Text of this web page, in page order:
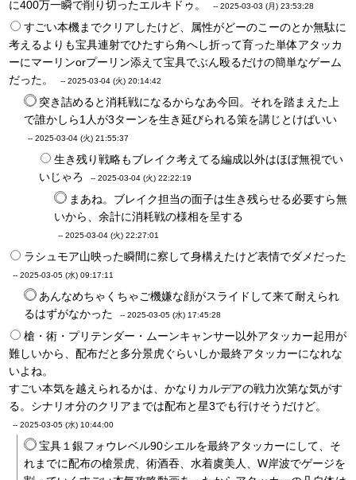
に400万一瞬で削り切ったエルキドゥ。
-- 2025-03-03 (月) 23:53:28
すごい本機までクリアしたけど、属性がどーのこーのとか無駄に
考えるよりも宝具連射でひたすら角へし折って育った単体アタッカ
ーにマーリンorプーリン添えて宝具でぶん殴るだけの簡単なゲーム
だった。
-- 2025-03-04 (火) 20:14:42
突き詰めると消耗戦になるからなあ今回。それを踏まえた上
で誰かしら1人が3ターンを生き延びられる策を講じとけばいい
-- 2025-03-04 (火) 21:55:37
生き残り戦略もブレイク考えてる編成以外はほぼ無視でい
いじゃろ
-- 2025-03-04 (火) 22:22:19
まあね。ブレイク担当の面子は生き残らせる必要すら無
いから、余計に消耗戦の様相を呈する
-- 2025-03-04 (火) 22:27:01
ラシュモア山映った瞬間に察して身構えたけど表情でダメだった
-- 2025-03-05 (水) 09:17:11
あんなめちゃくちゃご機嫌な顔がスライドして来て耐えられ
るはずがなかった
-- 2025-03-05 (水) 17:45:28
槍・術・プリテンダー・ムーンキャンサー以外アタッカー起用が
難しいから、配布だと多分景虎ぐらいしか最終アタッカーになれな
いよね。
すごい本気を越えられるかは、かなりカルデアの戦力次第な気がす
る。シナリオ分のクリアまでは配布と星3でも行けそうだけど。
-- 2025-03-05 (水) 10:44:00
宝具１銀フォウレベル90シエルを最終アタッカーにして、そ
れまでに配布の槍景虎、術酒吞、水着虞美人、W岸波でゲージを